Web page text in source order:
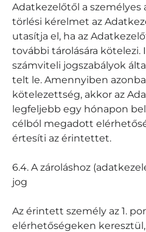
Adatkezelőtől a személyes
törlési kérelmet az
utasítja el, ha az
további tárolására kötelezi.
számviteli jogszabályok
telt le. Amennyiben
kötelezettség, akkor az
legfeljebb egy hónapon
célból megadott
értesíti az érintettet.
6.4. A zároláshoz
jog
Az érintett személy az 1.
elérhetőségeken